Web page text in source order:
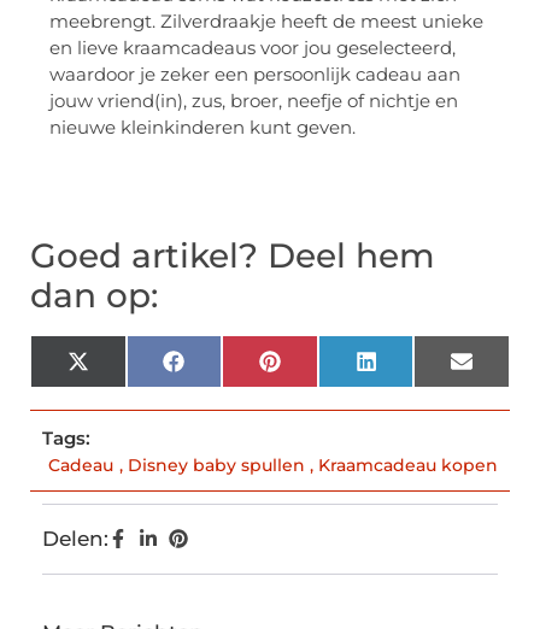
meebrengt. Zilverdraakje heeft de meest unieke
en lieve kraamcadeaus voor jou geselecteerd,
waardoor je zeker een persoonlijk cadeau aan
jouw vriend(in), zus, broer, neefje of nichtje en
nieuwe kleinkinderen kunt geven.
Goed artikel? Deel hem
dan op:
X
(Twitter)
FacebookPinterestLinkedInEmail
Tags:
Cadeau , Disney baby spullen , Kraamcadeau kopen
Delen: